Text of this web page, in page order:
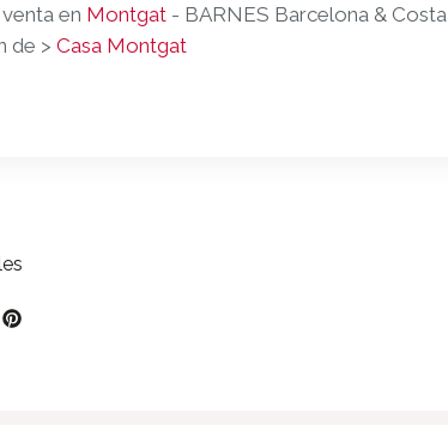
en Montgat - BARNES Barcelona &
de > Casa Montgat